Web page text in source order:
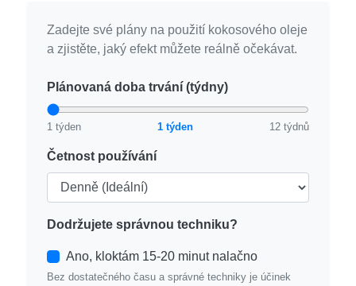
Zadejte své plány na použití kokosového oleje
a zjistěte, jaký efekt můžete reálně očekávat.
Plánovaná doba trvání (týdny)
1 týden 1 týden 12 týdnů
Četnost používání
Dodržujete správnou techniku?
Ano, kloktám 15-20 minut nalačno
Bez dostatečného času a správné techniky je účinek